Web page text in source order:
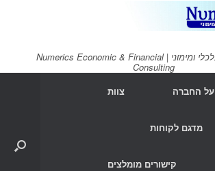
נומריקס ייעוץ כלכלי ומימוני | Numerics Economic & Financial
Consulting
על החברה צוות
מדגם לקוחות
קישורים מומלצים